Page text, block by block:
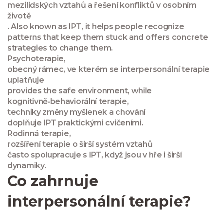
mezilidských vztahů a řešení konfliktů v osobním
životě
. Also known as IPT, it helps people recognize
patterns that keep them stuck and offers concrete
strategies to change them.
Psychoterapie,
obecný rámec, ve kterém se interpersonální terapie
uplatňuje
provides the safe environment, while
kognitivně‑behaviorální terapie,
techniky změny myšlenek a chování
doplňuje IPT praktickými cvičeními.
Rodinná terapie,
rozšíření terapie o širší systém vztahů
často spolupracuje s IPT, když jsou v hře i širší
dynamiky.
Co zahrnuje
interpersonální terapie?